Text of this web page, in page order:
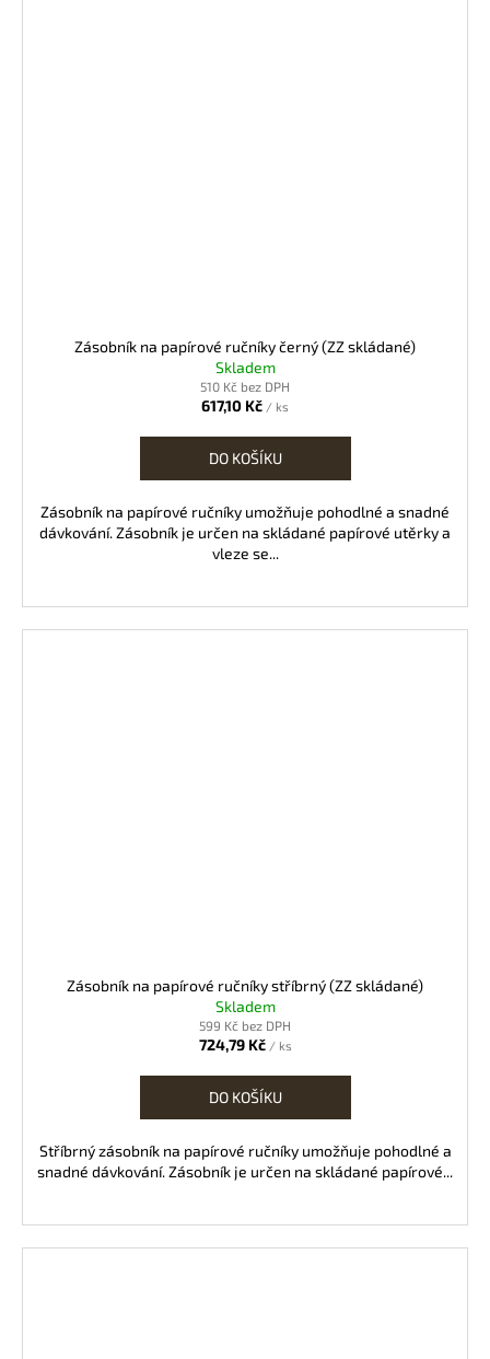
Zásobník na papírové ručníky černý (ZZ skládané)
Skladem
510 Kč bez DPH
617,10 Kč / ks
DO KOŠÍKU
Zásobník na papírové ručníky umožňuje pohodlné a snadné
dávkování. Zásobník je určen na skládané papírové utěrky a
vleze se...
Zásobník na papírové ručníky stříbrný (ZZ skládané)
Skladem
599 Kč bez DPH
724,79 Kč / ks
DO KOŠÍKU
Stříbrný zásobník na papírové ručníky umožňuje pohodlné a
snadné dávkování. Zásobník je určen na skládané papírové...